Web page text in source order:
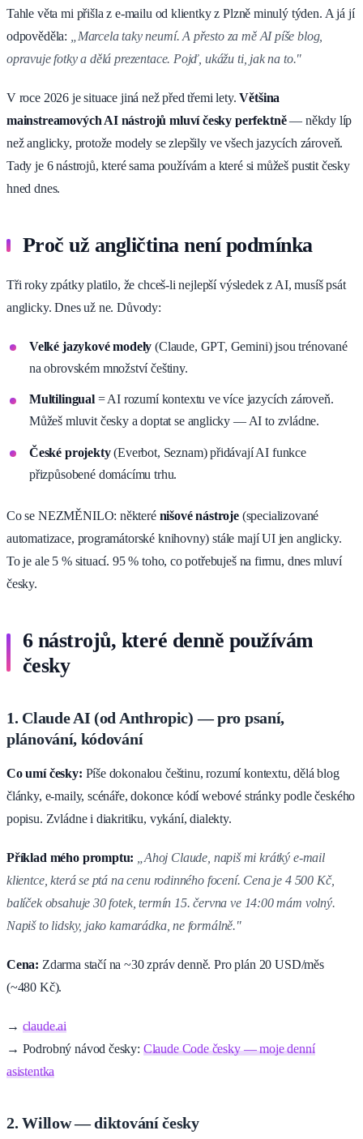
Tahle věta mi přišla z e-mailu od klientky z Plzně minulý týden. A já jí
odpověděla:
„Marcela taky neumí. A přesto za mě AI píše blog,
opravuje fotky a dělá prezentace. Pojď, ukážu ti, jak na to."
V roce 2026 je situace jiná než před třemi lety.Většina
mainstreamových AI nástrojů mluví česky perfektně— někdy líp
než anglicky, protože modely se zlepšily ve všech jazycích zároveň.
Tady je 6 nástrojů, které sama používám a které si můžeš pustit česky
hned dnes.
Proč už angličtina není podmínka
Tři roky zpátky platilo, že chceš-li nejlepší výsledek z AI, musíš psát
anglicky. Dnes už ne. Důvody:
Velké jazykové modely (Claude, GPT, Gemini) jsou trénované
na obrovském množství češtiny.
Multilingual= AI rozumí kontextu ve více jazycích zároveň.
Můžeš mluvit česky a doptat se anglicky — AI to zvládne.
České projekty(Everbot, Seznam) přidávají AI funkce
přizpůsobené domácímu trhu.
Co se NEZMĚNILO: některé nišové nástroje(specializované
automatizace, programátorské knihovny) stále mají UI jen anglicky.
To je ale 5 % situací. 95 % toho, co potřebuješ na firmu, dnes mluví
česky.
6 nástrojů, které denně používám
česky
1. Claude AI (od Anthropic) — pro psaní,
plánování, kódování
Co umí česky: Píše dokonalou češtinu, rozumí kontextu, dělá blog
články, e-maily, scénáře, dokonce kódí webové stránky podle českého
popisu. Zvládne i diakritiku, vykání, dialekty.
Příklad mého promptu:
„Ahoj Claude, napiš mi krátký e-mail
klientce, která se ptá na cenu rodinného focení. Cena je 4 500 Kč,
balíček obsahuje 30 fotek, termín 15. června ve 14:00 mám volný.
Napiš to lidsky, jako kamarádka, ne formálně."
Cena: Zdarma stačí na ~30 zpráv denně. Pro plán 20 USD/měs
(~480 Kč).
→ claude.ai
→ Podrobný návod česky: Claude Code česky — moje denní
asistentka
2. Willow — diktování česky